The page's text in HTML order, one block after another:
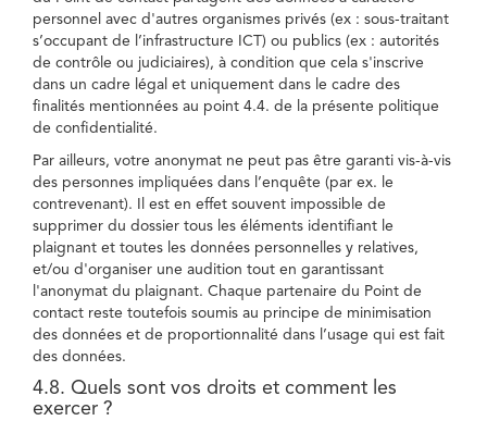
personnel avec d'autres organismes privés (ex : sous-traitant
s’occupant de l’infrastructure ICT) ou publics (ex : autorités
de contrôle ou judiciaires), à condition que cela s'inscrive
dans un cadre légal et uniquement dans le cadre des
finalités mentionnées au point 4.4. de la présente politique
de confidentialité.
Par ailleurs, votre anonymat ne peut pas être garanti vis-à-vis
des personnes impliquées dans l’enquête (par ex. le
contrevenant). Il est en effet souvent impossible de
supprimer du dossier tous les éléments identifiant le
plaignant et toutes les données personnelles y relatives,
et/ou d'organiser une audition tout en garantissant
l'anonymat du plaignant. Chaque partenaire du Point de
contact reste toutefois soumis au principe de minimisation
des données et de proportionnalité dans l’usage qui est fait
des données.
4.8. Quels sont vos droits et comment les
exercer ?